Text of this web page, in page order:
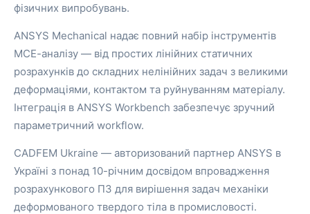
фізичних випробувань.
ANSYS Mechanical надає повний набір інструментів
МСЕ-аналізу — від простих лінійних статичних
розрахунків до складних нелінійних задач з великими
деформаціями, контактом та руйнуванням матеріалу.
Інтеграція в ANSYS Workbench забезпечує зручний
параметричний workflow.
CADFEM Ukraine — авторизований партнер ANSYS в
Україні з понад 10-річним досвідом впровадження
розрахункового ПЗ для вирішення задач механіки
деформованого твердого тіла в промисловості.